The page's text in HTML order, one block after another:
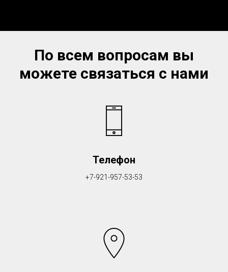
По всем вопросам вы
можете связаться с нами
Телефон
+7-921-957-53-53